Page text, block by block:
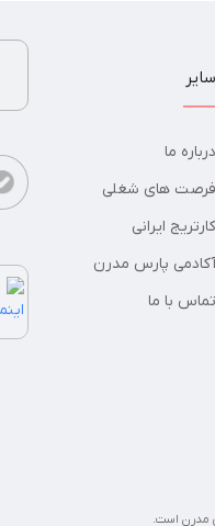
سایر
درباره ما
فرصت های شغلی
کارتریج ایرانی
آکادمی پارس مدرن
تماس با ما
مدرن است.